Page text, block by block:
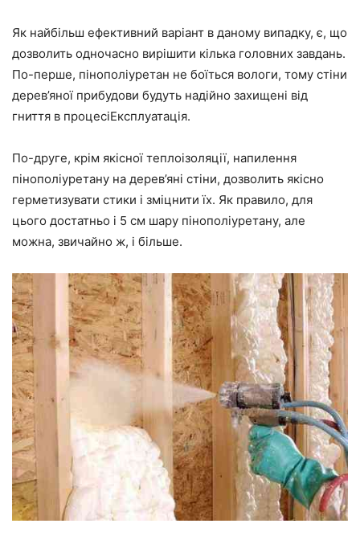
Як найбільш ефективний варіант в даному випадку, є, що
дозволить одночасно вирішити кілька головних завдань.
По-перше, пінополіуретан не боїться вологи, тому стіни
дерев’яної прибудови будуть надійно захищені від
гниття в процесіЕксплуатація.
По-друге, крім якісної теплоізоляції, напилення
пінополіуретану на дерев’яні стіни, дозволить якісно
герметизувати стики і зміцнити їх. Як правило, для
цього достатньо і 5 см шару пінополіуретану, але
можна, звичайно ж, і більше.